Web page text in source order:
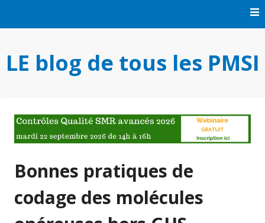
LE blog de tous les PMSI
Bonnes pratiques de
codage des molécules